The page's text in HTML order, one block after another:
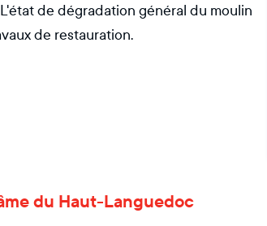
de dégradation général du moulin
de restauration.
du Haut-Languedoc